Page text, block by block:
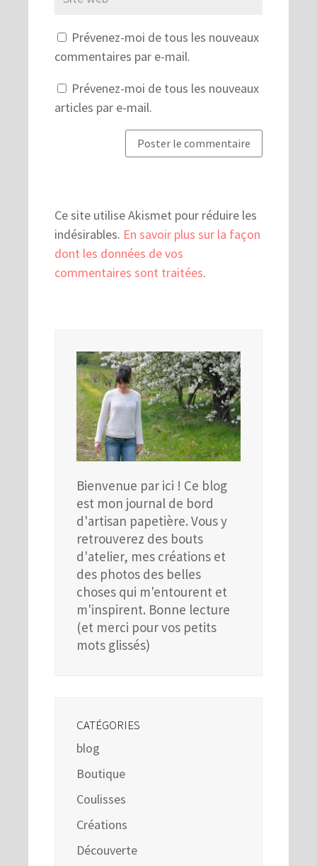
Prévenez-moi de tous les nouveaux
commentaires par e-mail.
Prévenez-moi de tous les nouveaux
articles par e-mail.
Ce site utilise Akismet pour réduire les
indésirables. En savoir plus sur la façon
dont les données de vos
commentaires sont traitées.
Bienvenue par ici ! Ce blog
est mon journal de bord
d'artisan papetière. Vous y
retrouverez des bouts
d'atelier, mes créations et
des photos des belles
choses qui m'entourent et
m'inspirent. Bonne lecture
(et merci pour vos petits
mots glissés)
CATÉGORIES
blog
Boutique
Coulisses
Créations
Découverte